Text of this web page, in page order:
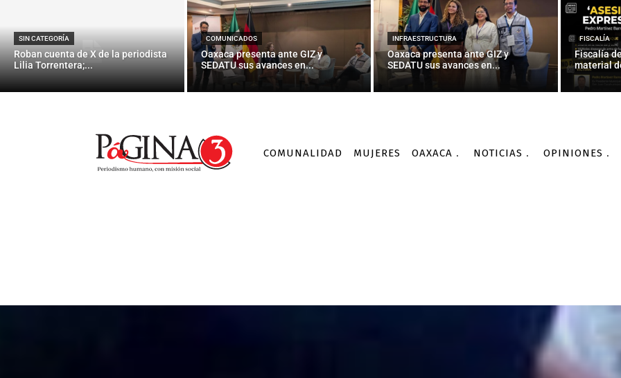
SIN CATEGORÍA
Roban cuenta de X de la periodista
Lilia Torrentera;...
COMUNICADOS
Oaxaca presenta ante GIZ y
SEDATU sus avances en...
INFRAESTRUCTURA
Oaxaca presenta ante GIZ y
SEDATU sus avances en...
FISCALÍA
Fiscalía
material
COMUNALIDAD MUJERES OAXACA NOTICIAS OPINIONES